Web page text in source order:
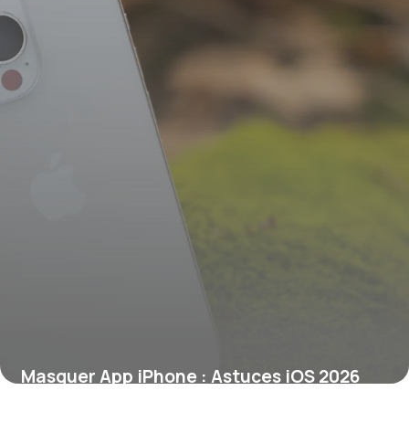
Masquer App iPhone : Astuces iOS 2026